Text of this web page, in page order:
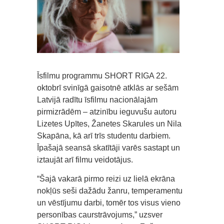
Īsfilmu programmu SHORT RIGA 22.
oktobrī svinīgā gaisotnē atklās ar sešām
Latvijā radītu īsfilmu nacionālajām
pirmizrādēm – atzinību ieguvušu autoru
Lizetes Upītes, Žanetes Skarules un Nila
Skapāna, kā arī trīs studentu darbiem.
Īpašajā seansā skatītāji varēs sastapt un
iztaujāt arī filmu veidotājus.
“Šajā vakarā pirmo reizi uz lielā ekrāna
nokļūs seši dažādu žanru, temperamentu
un vēstījumu darbi, tomēr tos visus vieno
personības caurstrāvojums,” uzsver